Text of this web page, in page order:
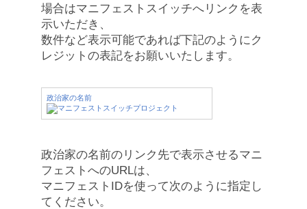
場合はマニフェストスイッチへリンクを表
示いただき、
数件など表示可能であれば下記のようにク
レジットの表記をお願いいたします。
政治家の名前
政治家の名前のリンク先で表示させるマニ
フェストへのURLは、
マニフェストIDを使って次のように指定し
てください。